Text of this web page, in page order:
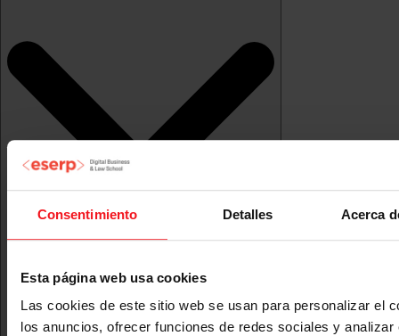
Consentimiento Detalles Acerca
Esta página web usa cookies
Las cookies de este sitio web se usan para personalizar el
los anuncios, ofrecer funciones de redes sociales y analizar